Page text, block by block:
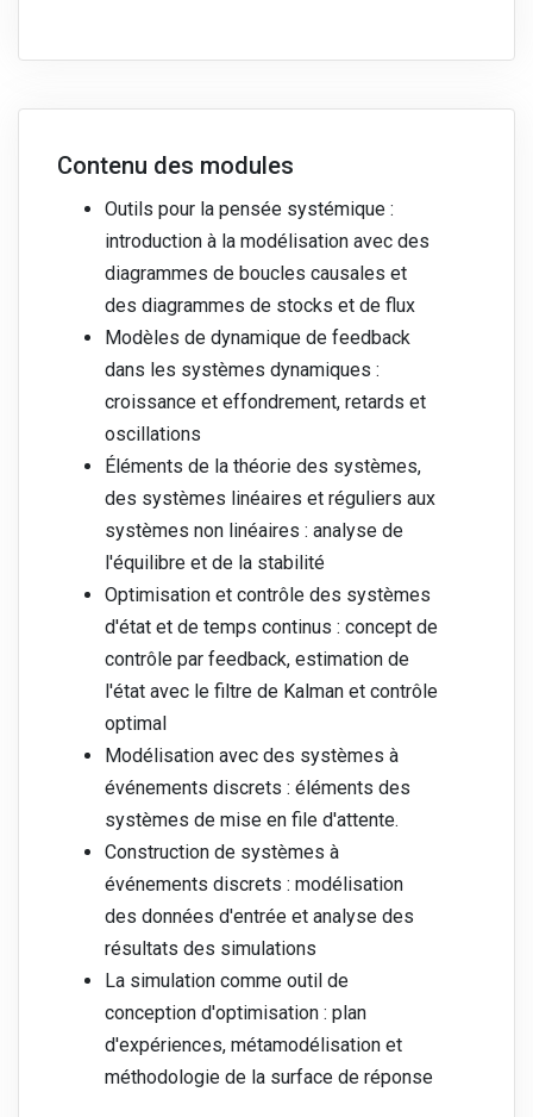
Contenu des modules
Outils pour la pensée systémique :
introduction à la modélisation avec des
diagrammes de boucles causales et
des diagrammes de stocks et de flux
Modèles de dynamique de feedback
dans les systèmes dynamiques :
croissance et effondrement, retards et
oscillations
Éléments de la théorie des systèmes,
des systèmes linéaires et réguliers aux
systèmes non linéaires : analyse de
l'équilibre et de la stabilité
Optimisation et contrôle des systèmes
d'état et de temps continus : concept de
contrôle par feedback, estimation de
l'état avec le filtre de Kalman et contrôle
optimal
Modélisation avec des systèmes à
événements discrets : éléments des
systèmes de mise en file d'attente.
Construction de systèmes à
événements discrets : modélisation
des données d'entrée et analyse des
résultats des simulations
La simulation comme outil de
conception d'optimisation : plan
d'expériences, métamodélisation et
méthodologie de la surface de réponse